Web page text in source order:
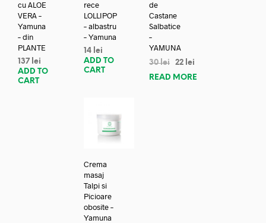
cu ALOE
VERA –
Yamuna
– din
PLANTE
137 lei
ADD TO
CART
rece
LOLLIPOP
– albastru
– Yamuna
14 lei
ADD TO
CART
de
Castane
Salbatice
–
YAMUNA
30lei 22 lei
READ MORE
Crema
masaj
Talpi si
Picioare
obosite –
Yamuna